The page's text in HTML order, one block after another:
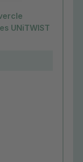
UNiTWIST